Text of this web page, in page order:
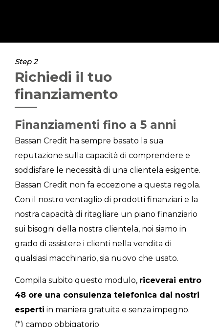
Step 2
Richiedi il tuo
finanziamento
Finanziamenti fino a 5 anni
Bassan Credit ha sempre basato la sua
reputazione sulla capacità di comprendere e
soddisfare le necessità di una clientela esigente.
Bassan Credit non fa eccezione a questa regola.
Con il nostro ventaglio di prodotti finanziari e la
nostra capacità di ritagliare un piano finanziario
sui bisogni della nostra clientela, noi siamo in
grado di assistere i clienti nella vendita di
qualsiasi macchinario, sia nuovo che usato.
Compila subito questo modulo, riceverai entro
48 ore una consulenza telefonica dai nostri
esperti in maniera gratuita e senza impegno.
(*) campo obbigatorio